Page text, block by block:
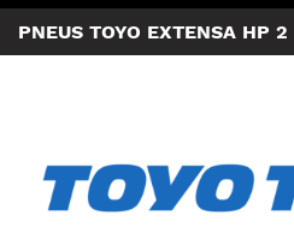
PNEUS TOYO EXTENSA HP 2